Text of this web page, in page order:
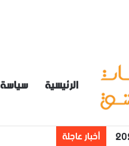
الرئيسية سياسة
أخبار عاجلة